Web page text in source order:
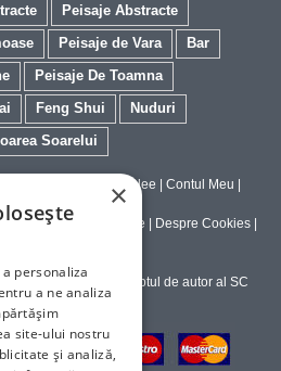
Peisaje Abstracte
Peisaje de Vara
Bar
Peisaje De Toamna
Feng Shui
Nuduri
Soarelui
Calitatea Tablourilor Giclee Contul Meu
la Comanda
de Confidentialitate Despre Cookies
şi imaginile sub dreptul de autor al SC
ArtInvest SRL
×
personaliza
a ne analiza
site-ului nostru
și analiză,